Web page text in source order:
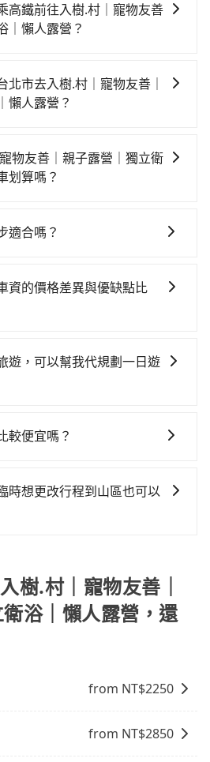
高鐵前往入樹.村｜寵物友善
｜懶人露營？
，高鐵較貴、費時！從最早
-台中一天最多有102班次高鐵
場購票並於月台排隊的時間約
鐘（平均57分）的高鐵從台北
達入樹.村｜寵物友善｜親子露營
元。但如果全程使用tripool
平均花費約1,470元，費時2小
上來預約tripool！如果你僅有兩
的拼車共乘服務，最多可再節
市去入樹.村｜寵物友善｜
懶人露營？
要自己開車），最重要的是你
路邊可隨租隨借的iRent應該是
｜寵物友善｜親子露營｜獨立衛
能的每小時40元路邊停車費用預
險與可能的罰單都需自付。再
較大的七人座或九人座可供選
詬病的就是車況，打開車門才
間但上一位用戶卻遲遲尚未歸
便，但實際使用時還是有其區
地點與你的上下車地點仍有段
物友善｜親子露營｜獨立衛
划算嗎？
Taxi、Yoxi等，如果在路邊攔不
元間，但如改預約
但如果要考慮到回程，南投縣
務品質上，tripool都是你從台北
｜親子露營｜獨立衛浴｜懶人露
適合嗎？
購(租借300元/個)，讓您和孩子
資的價格差異與優缺點比
以根據自己的需求安排時間和
，司機還會提供各種旅遊建議
用，一般屬短程接駁為主。 -
遊，可以幫我代規劃一日遊
。
較便宜嗎？
要來回叫車，請分兩筆訂單預
優惠，並無特別針對來回車趟
時想更改行程到山區也可以
，這些費用會在您下訂單後、
確保您明確知道所有的費用。
您說明收費細節，讓您能更放
服務。
樹.村｜寵物友善｜
浴｜懶人露營，還
from NT$2250
from NT$2850